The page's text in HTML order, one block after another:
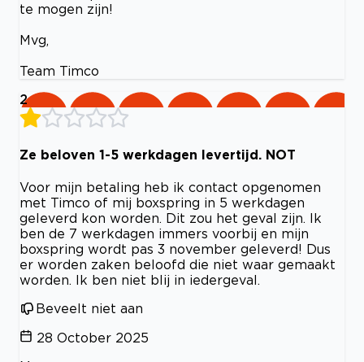
te mogen zijn!
Mvg,
Team Timco
2
Ze beloven 1-5 werkdagen levertijd. NOT
Voor mijn betaling heb ik contact opgenomen
met Timco of mij boxspring in 5 werkdagen
geleverd kon worden. Dit zou het geval zijn. Ik
ben de 7 werkdagen immers voorbij en mijn
boxspring wordt pas 3 november geleverd! Dus
er worden zaken beloofd die niet waar gemaakt
worden. Ik ben niet blij in iedergeval.
Beveelt niet aan
28 October 2025